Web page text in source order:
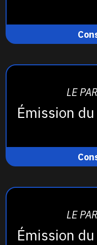
LE
Émission
LE
Émission